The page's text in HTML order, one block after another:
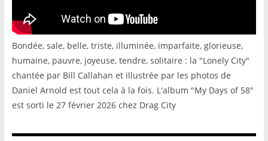
Bondée, sale, belle, triste, illuminée, imparfaite, glorieuse,
humaine, pauvre, joyeuse, tendre, solitaire : la "Lonely City"
chantée par Bill Callahan et illustrée par les photos de
Daniel Arnold est tout cela à la fois. L'album "My Days of 58"
est sorti le 27 février 2026 chez Drag City